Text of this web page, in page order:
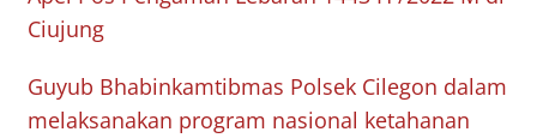
Ciujung
Guyub Bhabinkamtibmas Polsek Cilegon dalam
melaksanakan program nasional ketahanan